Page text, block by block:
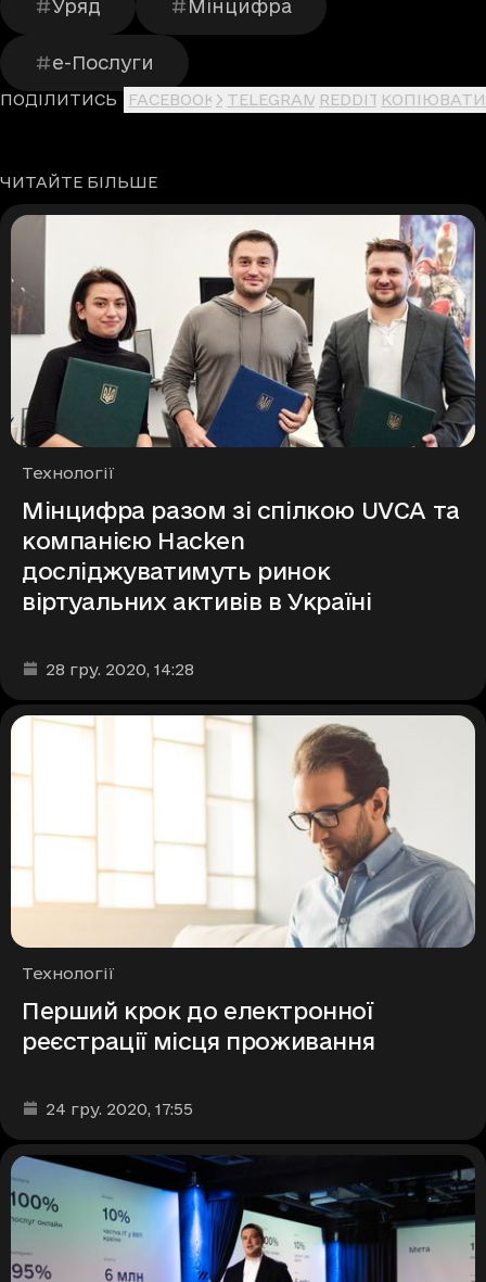
Уряд Мінцифра
е-Послуги
ПОДІЛИТИСЬ FACEBOOK X TELEGRAM REDDIT КОПІЮВАТИ
ЧИТАЙТЕ БІЛЬШЕ
Рубрики
Технології
Мінцифра разом зі спілкою UVCA та
компанією Hacken
досліджуватимуть ринок
віртуальних активів в Україні
Дата та час публікації
28 гру. 2020, 14:28
Рубрики
Технології
Перший крок до електронної
реєстрації місця проживання
Дата та час публікації
24 гру. 2020, 17:55